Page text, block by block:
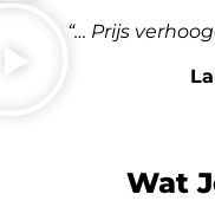
“… Prijs
Wat